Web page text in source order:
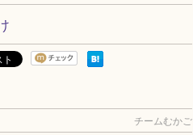
チームむかご